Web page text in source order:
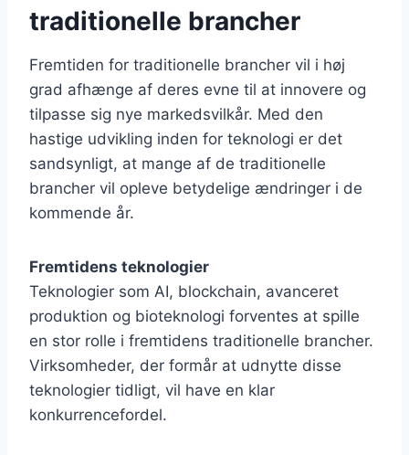
traditionelle brancher
Fremtiden for traditionelle brancher vil i høj
grad afhænge af deres evne til at innovere og
tilpasse sig nye markedsvilkår. Med den
hastige udvikling inden for teknologi er det
sandsynligt, at mange af de traditionelle
brancher vil opleve betydelige ændringer i de
kommende år.
Fremtidens teknologier
Teknologier som AI, blockchain, avanceret
produktion og bioteknologi forventes at spille
en stor rolle i fremtidens traditionelle brancher.
Virksomheder, der formår at udnytte disse
teknologier tidligt, vil have en klar
konkurrencefordel.